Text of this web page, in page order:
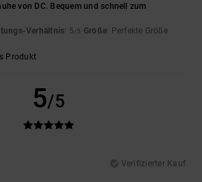
von DC. Bequem und schnell zum
Verhältnis: 5/5 Größe: Perfekte Größe
Produkt
5/5
Verifizierter Kauf